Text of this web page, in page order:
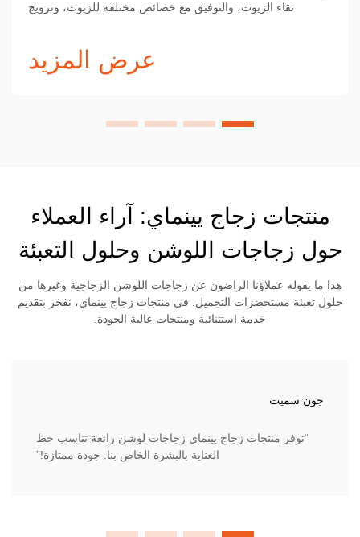
نقاء الزيوت، والتوفيق مع خصائص مختلفة للزيوت، وترويج
عرض المزيد
منتجات زجاج يينماي: آراء العملاء
حول زجاجات اللوشن وحلول التعبئة
هذا ما يقوله عملاؤنا الراضون عن زجاجات اللوشن الزجاجية وغيرها من
حلول تعبئة مستحضرات التجميل. في منتجات زجاج يينماي، نفخر بتقديم
خدمة استثنائية ومنتجات عالية الجودة.
جون سميث
“توفر منتجات زجاج يينماي زجاجات لوشن رائعة تناسب خط
العناية بالبشرة الخاص بنا. جودة ممتازة!”